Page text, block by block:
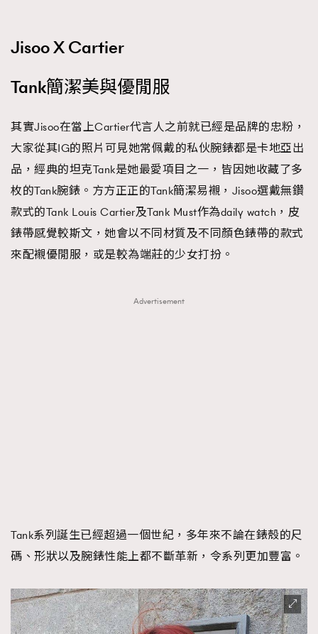
Jisoo X Cartier
Tank簡潔美與優閒服
其實Jisoo在當上Cartier代言人之前就已經是品牌的忠粉，
大家從其IG的照片可見她常佩戴的私伙腕錶都是卡地亞出
品，經典的坦克Tank是她最愛項目之一，皆因她收藏了多
枚的Tank腕錶。方方正正的Tank簡潔易襯，Jisoo選戴無鑽
款式的Tank Louis Cartier及Tank Must作為daily watch，皮
錶帶感覺較斯文，她會以不同材質及不同顏色錶帶的款式
來配襯優閒服，或是較為端莊的少女打扮。
Advertisement
Tank系列誕生已經超過一個世紀，多年來不論在錶殼的尺
碼、形狀以及腕錶性能上都不斷革新，令系列更加豐富。